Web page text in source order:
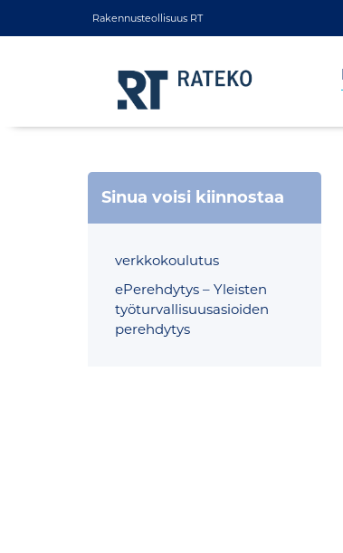
Rakennusteollisuus RT
Sinua voisi kiinnostaa
verkkokoulutus
ePerehdytys – Yleisten
työturvallisuusasioiden
perehdytys